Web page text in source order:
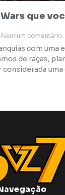
que
Nenhum comentário
com uma
de raças,
uma